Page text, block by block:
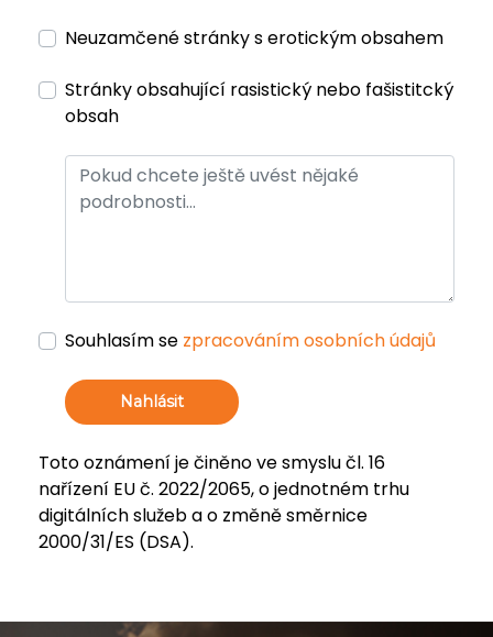
Neuzamčené stránky s erotickým obsahem
Stránky obsahující rasistický nebo fašistitcký
obsah
Souhlasím se zpracováním osobních údajů
Nahlásit
Toto oznámení je činěno ve smyslu čl. 16
nařízení EU č. 2022/2065, o jednotném trhu
digitálních služeb a o změně směrnice
2000/31/ES (DSA).